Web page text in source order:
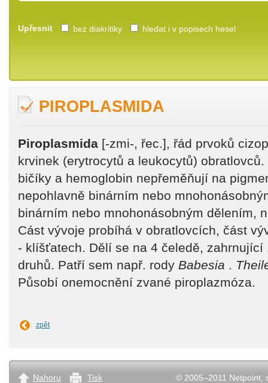
Upřesnit bez diakritiky hledat i v popisech hesel
PIROPLASMIDA
Piroplasmida [-zmi-, řec.], řád prvoků
krvinek (erytrocytů a leukocytů)
bičíky a hemoglobin nepřeměňují na
nepohlavně binárním nebo
binárním nebo mnohonásobným dělením,
Cást vývoje probíhá v obratlovcích, část
- klíšťatech. Dělí se na 4 čeledě, zahrnující
druhů. Patří sem např. rody Babesia .
Působí onemocnění zvané piroplazmóza.
zpět
© 2005–2011 Netpoint,
Nahoru Tisk